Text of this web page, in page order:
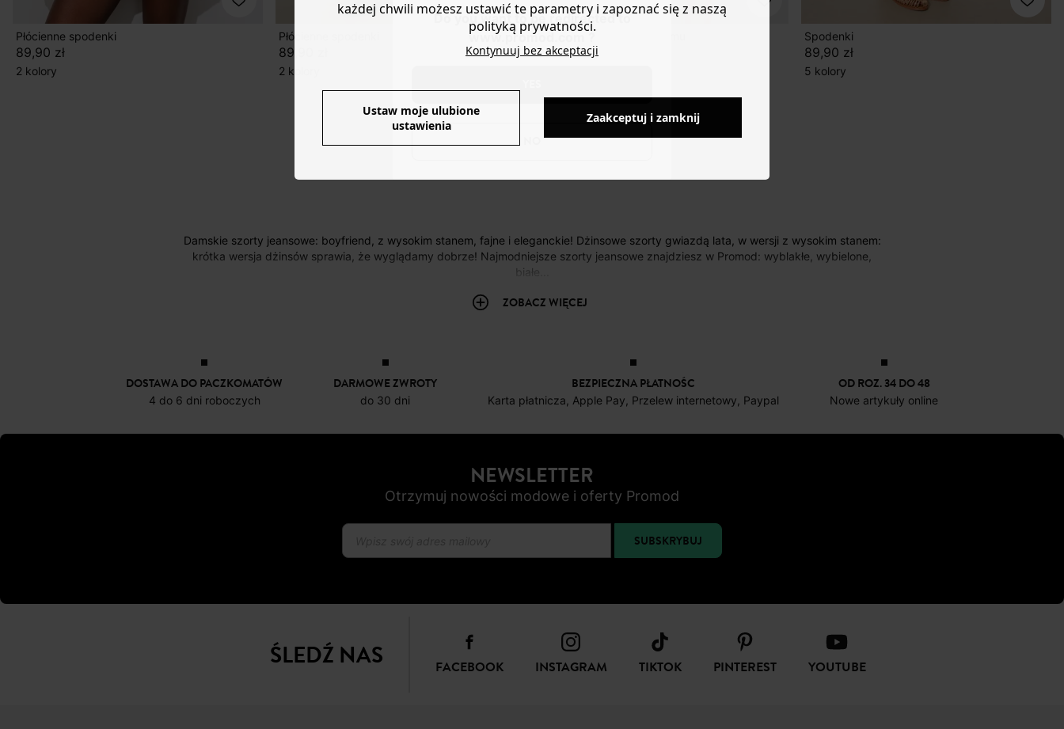
Do you want to be redirected to
www.promod.com ?
Płócienne spodenki
89,90 zł
2 kolory
Płócienne spodenki
89,90 zł
2 kolory
159,90 zł
Spodenki
89,90 zł
5 kolory
Wyświetlane produkty:
Damskie szorty jeansowe: boyfriend, z wysokim stanem, fajne i eleganckie! Dżinsowe szorty gwiazdą lata, w wersji z wysokim stanem:
krótka wersja dżinsów sprawia, że wyglądamy dobrze! Najmodniejsze szorty jeansowe znajdziesz w Promod: wyblakłe, wybielone,
białe...
ZOBACZ WIĘCEJ
DOSTAWA DO PACZKOMATÓW
4 do 6 dni roboczych
DARMOWE ZWROTY
do 30 dni
BEZPIECZNA PŁATNOŚC
Karta płatnicza, Apple Pay, Przelew internetowy, Paypal
OD ROZ. 34 DO 48
Nowe artykuły online
NEWSLETTER
Otrzymuj nowości modowe i oferty Promod
SUBSKRYBUJ
ŚLEDŹ NAS FACEBOOK INSTAGRAM TIKTOK PINTEREST YOUTUBE
każdej chwili możesz ustawić te parametry i zapoznać się z naszą
polityką prywatności.
Kontynuuj bez akceptacji
Ustaw moje ulubione
ustawienia
Zaakceptuj i zamknij